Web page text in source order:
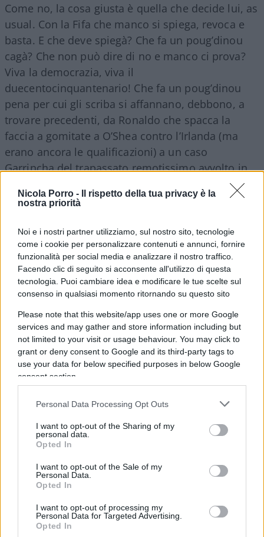
Nicola Porro -
Il rispetto della tua privacy è la
nostra priorità
Noi e i nostri partner utilizziamo, sul nostro sito, tecnologie
come i cookie per personalizzare contenuti e annunci, fornire
funzionalità per social media e analizzare il nostro traffico.
Facendo clic di seguito si acconsente all'utilizzo di questa
tecnologia. Puoi cambiare idea e modificare le tue scelte sul
consenso in qualsiasi momento ritornando su questo sito
Please note that this website/app uses one or more Google
services and may gather and store information including but
not limited to your visit or usage behaviour. You may click to
grant or deny consent to Google and its third-party tags to
use your data for below specified purposes in below Google
consent section.
Personal Data Processing Opt Outs
I want to opt-out of the Sharing of my
personal data.
Opted In
I want to opt-out of the Sale of my
Personal Data.
Opted In
I want to opt-out of processing my
Personal Data for Targeted Advertising.
Opted In
Come no, la cosa giusta è quella che decide lui, as
usual. Con la Fifa che manco si spiega, revoca e
basta. E che deve spiegà? Che fa un poug’dinou
cagà? Che non può dire di no e manco ci prova?
Viva la democrazia, viva il
duecentocinquantenario! Che fa un poug’dinou
pena per cui gli scriba si affannano, debbono, a
trovare precedenti, da Ronaldo che spacca la
faccia a gomitate a O’Shea contro l’Irlanda (ma
erano ancora le qualificazioni) a un caso
Garrincha del trapassato remotissimo avvolto in
spesse coltri d’oblio. La faccenda interessante è
che, al di là della grottesca amministrazione della
anche tutti i suoi compagni) ne ricava una sorta di
licenza di uccidere, come 007.
Leggi anche:
Caos ai Mondiali, Trump ammette la telefona a
Infantino: “Balogun? Non era fallo”
Paura, eh? No: Fifa! E insommaanche tra le palle
qualcuno è sempre più uguale, fatta la legge
facoltà di sospensione di un provvedimento
disciplinare), trovato l’intrigo. Chiaro che gli USA
debbono arrivarci in fondo, almeno fino alle
semifinali, se no chissà a chi dichiarano guerra.
leggiadro per le sale più o meno ovali
canticchiando “e questa è casa mia, e qui